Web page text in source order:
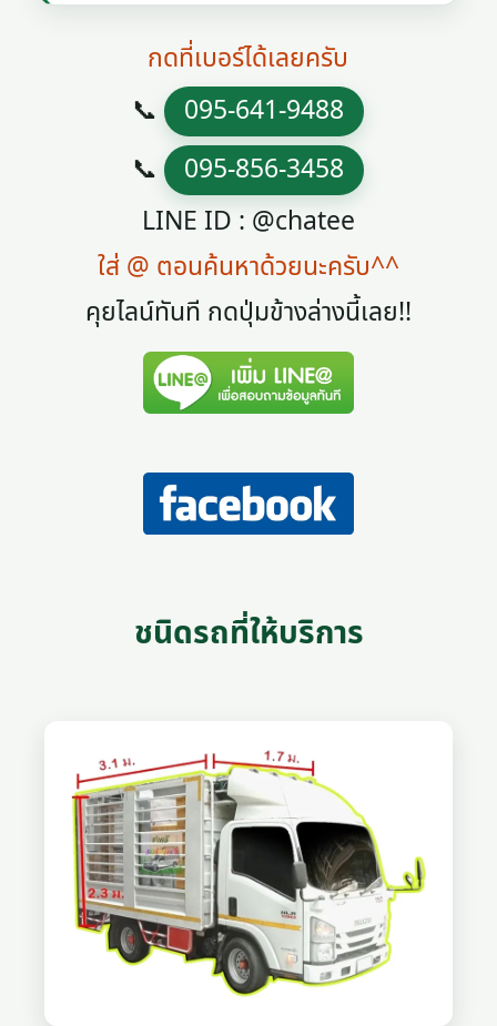
กดที่เบอร์ได้เลยครับ
📞 095-641-9488
📞 095-856-3458
LINE ID : @chatee
ใส่ @ ตอนค้นหาด้วยนะครับ^^
คุยไลน์ทันที กดปุ่มข้างล่างนี้เลย!!
ชนิดรถที่ให้บริการ